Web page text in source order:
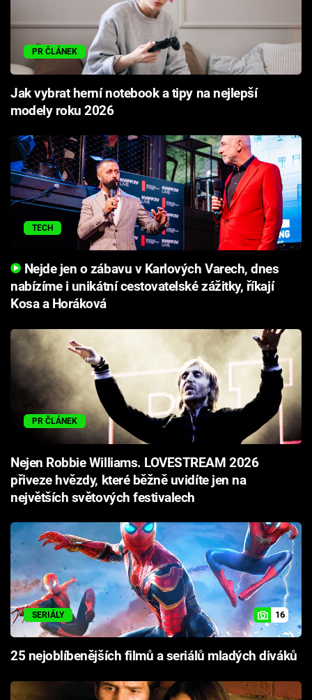
PR ČLÁNEK
Jak vybrat herní notebook a tipy na nejlepší
modely roku 2026
TECH
Nejde jen o zábavu v Karlových Varech, dnes
nabízíme i unikátní cestovatelské zážitky, říkají
Kosa a Horáková
PR ČLÁNEK
Nejen Robbie Williams. LOVESTREAM 2026
přiveze hvězdy, které běžně uvidíte jen na
největších světových festivalech
SERIÁLY 16
25 nejoblíbenějších filmů a seriálů mladých diváků